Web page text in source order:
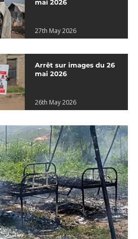
mai 2026
27th May 2026
Arrêt sur images du 26
mai 2026
26th May 2026